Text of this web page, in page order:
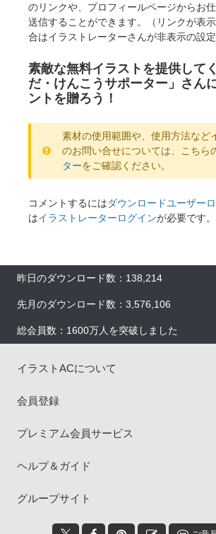
のリンクや、プロフィールページからお
送信することができます。（リンクが表
合はイラストレーターさんが非表示の設定
素敵な無料イラストを提供して
だ・けんこうサポーター」さん
ントを贈ろう！
素材の使用範囲や、使用方法など
のお問い合せについては、こちら
ターをご確認ください。
コメントするにはダウンロードユーザー
はイラストレーターログインが必要です。
昨日のダウンロード数：138,214
先月のダウンロード数：3,576,106
総会員数：1600万人を突破しました
イラストACについて
会員登録
プレミアム会員サービス
ヘルプ＆ガイド
グループサイト